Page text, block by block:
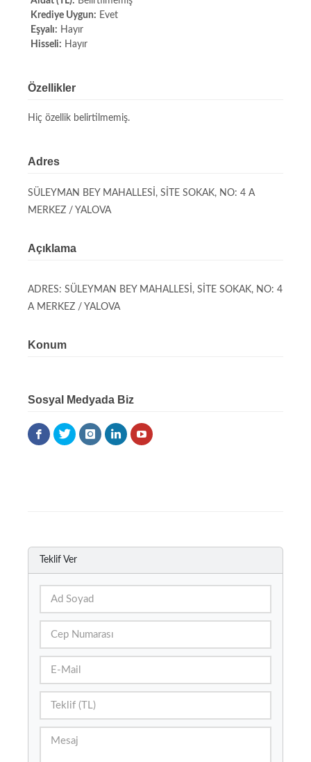
Krediye Uygun: Evet
Eşyalı: Hayır
Hisseli: Hayır
Özellikler
Hiç özellik belirtilmemiş.
Adres
SÜLEYMAN BEY MAHALLESİ, SİTE SOKAK, NO: 4 A
MERKEZ / YALOVA
Açıklama
ADRES: SÜLEYMAN BEY MAHALLESİ, SİTE SOKAK, NO: 4
A MERKEZ / YALOVA
Konum
Sosyal Medyada Biz
Teklif Ver